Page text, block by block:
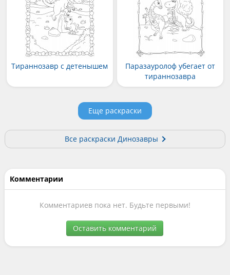
Тираннозавр с детенышем
Паразауролоф убегает от
тираннозавра
Еще раскраски
Все раскраски Динозавры
Комментарии
Комментариев пока нет. Будьте первыми!
Оставить комментарий